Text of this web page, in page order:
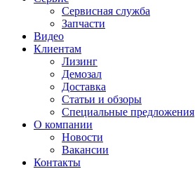
Сервисная служба
Запчасти
Видео
Клиентам
Лизинг
Демозал
Доставка
Статьи и обзоры
Специальные предложения
О компании
Новости
Вакансии
Контакты